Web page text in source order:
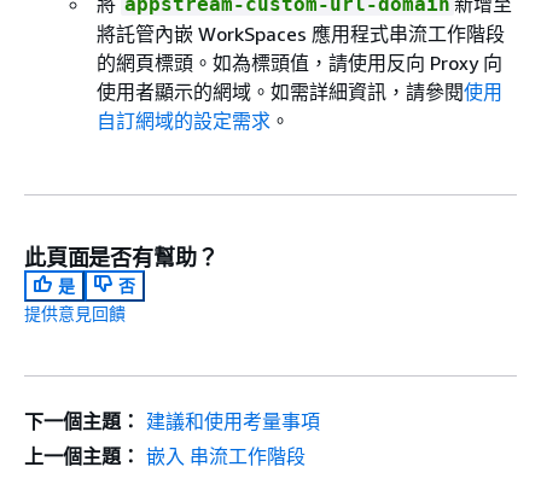
將託管內嵌 WorkSpaces 應用程式串流工作階段
的網頁標頭。如為標頭值，請使用反向 Proxy 向
使用者顯示的網域。如需詳細資訊，請參閱使用
自訂網域的設定需求 。
此頁面是否有幫助？
是
否
提供意見回饋
下一個主題： 建議和使用考量事項
上一個主題： 嵌入 串流工作階段